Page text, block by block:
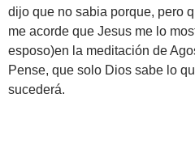
dijo que no sabia porque, pero
me acorde que Jesus me lo
esposo)en la meditación de
Pense, que solo Dios sabe lo
sucederá.